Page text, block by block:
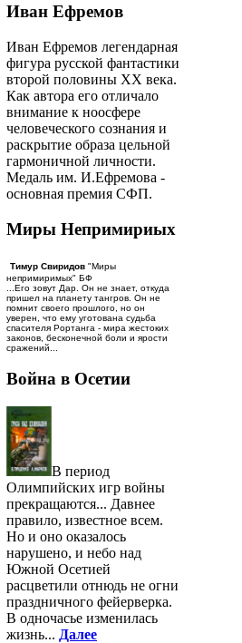
Иван Ефремов
Иван Ефремов легендарная
фигура русской фантастики
второй половины ХХ века.
Как автора его отличало
внимание к ноосфере
человеческого сознания и
раскрытие образа цельной
гармоничной личности.
Медаль им. И.Ефремова -
основная премия СФП.
Миры Непримириых
Тимур Свиридов "Миры
непримиримых" БФ
...Его зовут Дар. Он не знает, откуда
пришел на планету тангров. Он не
помнит своего прошлого, но он
уверен, что ему уготована судьба
спасителя Рортанга - мира жестоких
законов, бесконечной боли и ярости
сражений...
Война в Осетии
В период
Олимпийских игр войны
прекращаются... Давнее
правило, известное всем.
Но и оно оказалось
нарушено, и небо над
Южной Осетией
расцветили отнюдь не огни
праздничного фейерверка.
В одночасье изменилась
жизнь... Далее